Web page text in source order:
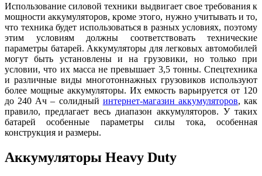
Использование силовой техники выдвигает свое требования к
мощности аккумуляторов, кроме этого, нужно учитывать и то,
что техника будет использоваться в разных условиях, поэтому
этим условиям должны соответствовать технические
параметры батарей. Аккумуляторы для легковых автомобилей
могут быть установлены и на грузовики, но только при
условии, что их масса не превышает 3,5 тонны. Спецтехника
и различные виды многотоннажных грузовиков используют
более мощные аккумуляторы. Их емкость варьируется от 120
до 240 Ач – солидный интернет-магазин аккумуляторов, как
правило, предлагает весь диапазон аккумуляторов. У таких
батарей особенные параметры силы тока, особенная
конструкция и размеры.
Аккумуляторы Heavy Duty